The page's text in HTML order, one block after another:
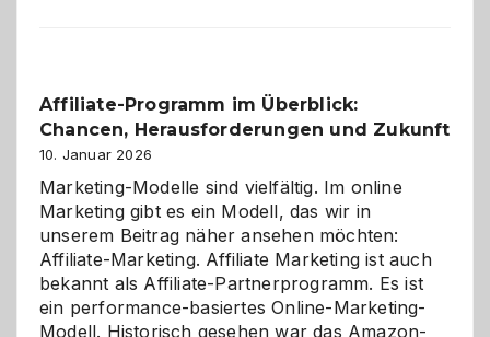
Affiliate-Programm im Überblick:
Chancen, Herausforderungen und Zukunft
10. Januar 2026
Marketing-Modelle sind vielfältig. Im online
Marketing gibt es ein Modell, das wir in
unserem Beitrag näher ansehen möchten:
Affiliate-Marketing. Affiliate Marketing ist auch
bekannt als Affiliate-Partnerprogramm. Es ist
ein performance-basiertes Online-Marketing-
Modell. Historisch gesehen war das Amazon-